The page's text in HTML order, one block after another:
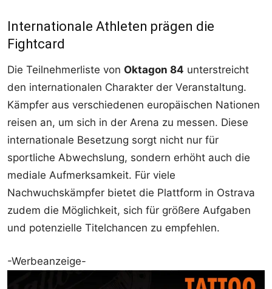
Internationale Athleten prägen die
Fightcard
Die Teilnehmerliste von Oktagon 84 unterstreicht
den internationalen Charakter der Veranstaltung.
Kämpfer aus verschiedenen europäischen Nationen
reisen an, um sich in der Arena zu messen. Diese
internationale Besetzung sorgt nicht nur für
sportliche Abwechslung, sondern erhöht auch die
mediale Aufmerksamkeit. Für viele
Nachwuchskämpfer bietet die Plattform in Ostrava
zudem die Möglichkeit, sich für größere Aufgaben
und potenzielle Titelchancen zu empfehlen.
-Werbeanzeige-